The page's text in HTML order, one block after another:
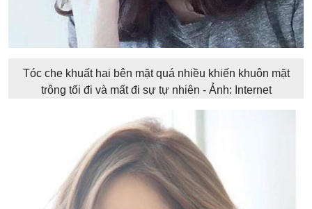
Tóc che khuất hai bên mặt quá nhiều khiến khuôn mặt
trông tối đi và mất đi sự tự nhiên - Ảnh: Internet